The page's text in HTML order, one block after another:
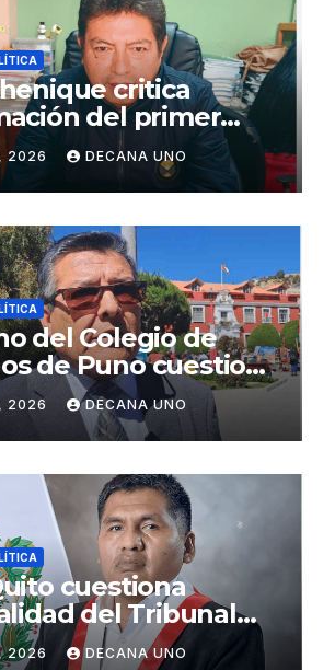
critica
del primer
ministerial de Keiko
2026 DECANA UNO
del Colegio de
de Puno cuestiona
sobre seguridad
2026 DECANA UNO
cuestiona
del Tribunal
tras liberación
2026 DECANA UNO